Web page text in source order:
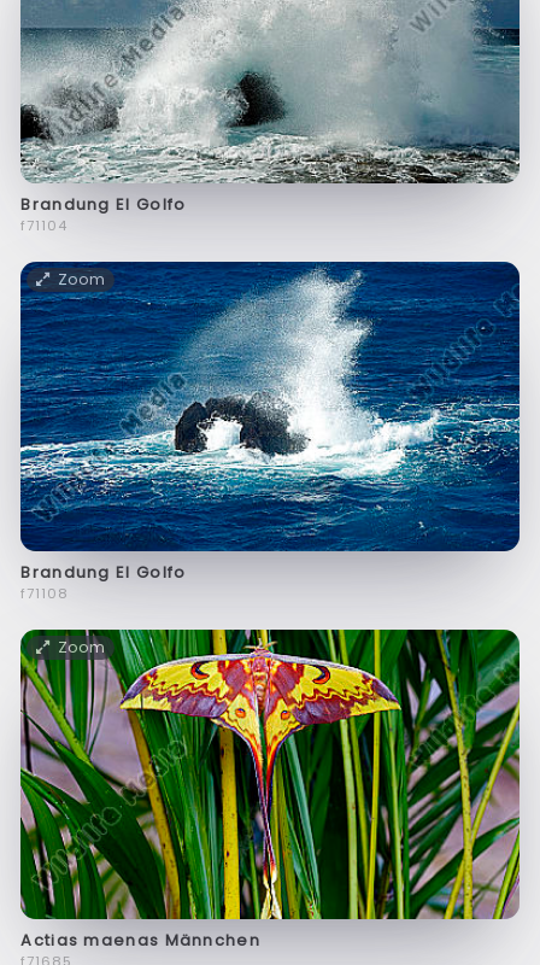
Brandung El Golfo
f71104
Zoom
Brandung El Golfo
f71108
Zoom
Actias maenas Männchen